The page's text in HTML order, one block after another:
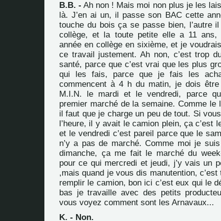
B.B. - Ah non ! Mais moi non plus je les
là. J’en ai un, il passe son BAC cette
touche du bois ça se passe bien, l’autre
collège, et la toute petite elle a 11 ans,
année en collège en sixième, et je
ce travail justement. Ah non, c’est trop
santé, parce que c’est vrai que les plus
qui les fais, parce que je fais les
commencent à 4 h du matin, je dois
M.I.N. le mardi et le vendredi, parce
premier marché de la semaine. Comme le
il faut que je charge un peu de tout. Si
l’heure, il y avait le camion plein, ça c’est
et le vendredi c’est pareil parce que le
n’y a pas de marché. Comme moi je
dimanche, ça me fait le marché du
pour ce qui mercredi et jeudi, j’y vais un
,mais quand je vous dis manutention,
remplir le camion, bon ici c’est eux qui le
bas je travaille avec des petits
vous voyez comment sont les Arnavaux...
K. - Non.